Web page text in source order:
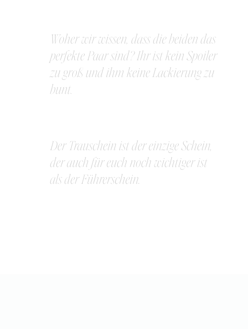
Woher wir wissen, dass die beiden das
perfekte Paar sind? Ihr ist kein Spoiler
zu groß und ihm keine Lackierung zu
bunt.
Der Trauschein ist der einzige Schein,
der auch für euch noch wichtiger ist
als der Führerschein.